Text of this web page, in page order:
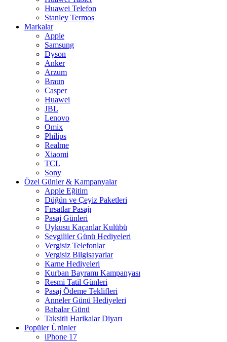
Huawei Telefon
Stanley Termos
Markalar
Apple
Samsung
Dyson
Anker
Arzum
Braun
Casper
Huawei
JBL
Lenovo
Omix
Philips
Realme
Xiaomi
TCL
Sony
Özel Günler & Kampanyalar
Apple Eğitim
Düğün ve Çeyiz Paketleri
Fırsatlar Pasajı
Pasaj Günleri
Uykusu Kaçanlar Kulübü
Sevgililer Günü Hediyeleri
Vergisiz Telefonlar
Vergisiz Bilgisayarlar
Karne Hediyeleri
Kurban Bayramı Kampanyası
Resmi Tatil Günleri
Pasaj Ödeme Teklifleri
Anneler Günü Hediyeleri
Babalar Günü
Taksitli Harikalar Diyarı
Popüler Ürünler
iPhone 17